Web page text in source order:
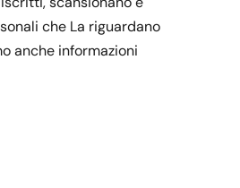
che La riguardano
anche informazioni